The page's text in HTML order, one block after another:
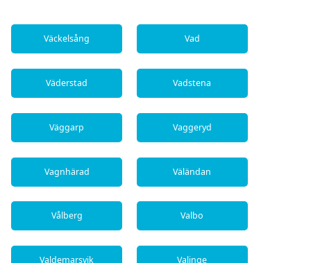
Väckelsång Vad
Väderstad Vadstena
Väggarp Vaggeryd
Vagnhärad Väländan
Vålberg Valbo
Valdemarsvik Valinge